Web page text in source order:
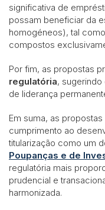
significativa de
possam beneficiar da
homogéneos), tal
compostos
Por fim, as propostas
regulatória, sugerindo
de liderança
Em suma, as
cumprimento ao
titularização como um
Poupanças e de
regulatória mais
prudencial e
harmonizada.